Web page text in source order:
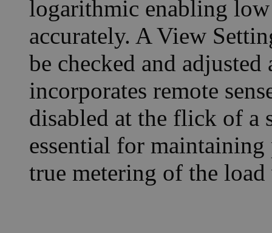
logarithmic enabling
accurately. A View
be checked and
incorporates remote
disabled at the flick of a
essential for
true metering of the